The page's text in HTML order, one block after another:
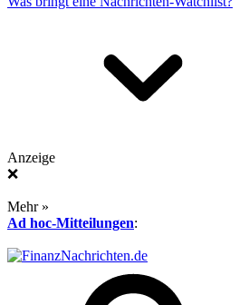
Anzeige
❌
Mehr »
Ad hoc-Mitteilungen: